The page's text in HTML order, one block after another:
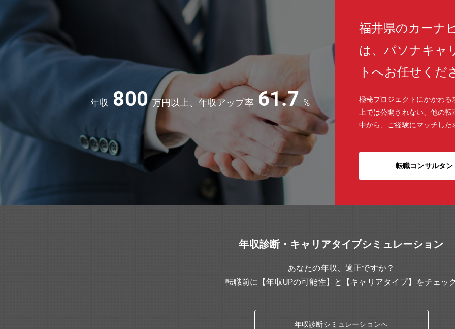
年収 800 万円以上、年収アップ率 61.7 %
福井県のカーナ
は、パソナキャ
トへお任せくだ
極秘プロジェクトにかかわ
上では公開されない、他の
中から、ご経験にマッチし
転職コンサルタ
年収診断・キャリアタイプシミュレーション
あなたの年収、適正ですか？
転職前に【年収UPの可能性】と【キャリアタイプ】をチェッ
年収診断シミュレーションへ